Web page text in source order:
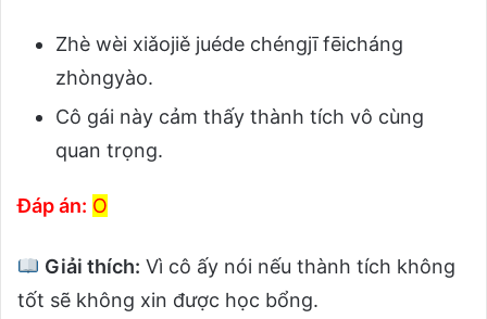
Zhè wèi xiǎojiě juéde chéngjī fēicháng
zhòngyào.
Cô gái này cảm thấy thành tích vô cùng
quan trọng.
Đáp án: O
Giải thích: Vì cô ấy nói nếu thành tích không
tốt sẽ không xin được học bổng.